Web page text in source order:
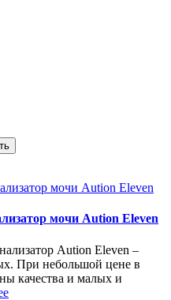
мочи Aution Eleven
Aution Eleven –
При небольшой цене в
качества и малых и